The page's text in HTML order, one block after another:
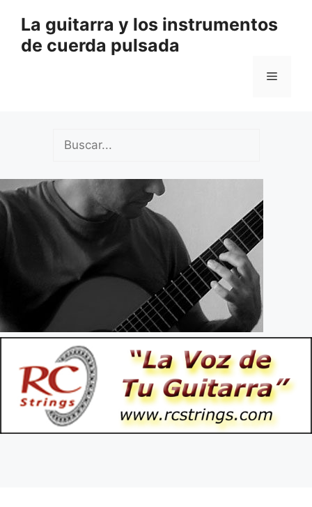
contenido
La guitarra y los instrumentos
de cuerda pulsada
Menú